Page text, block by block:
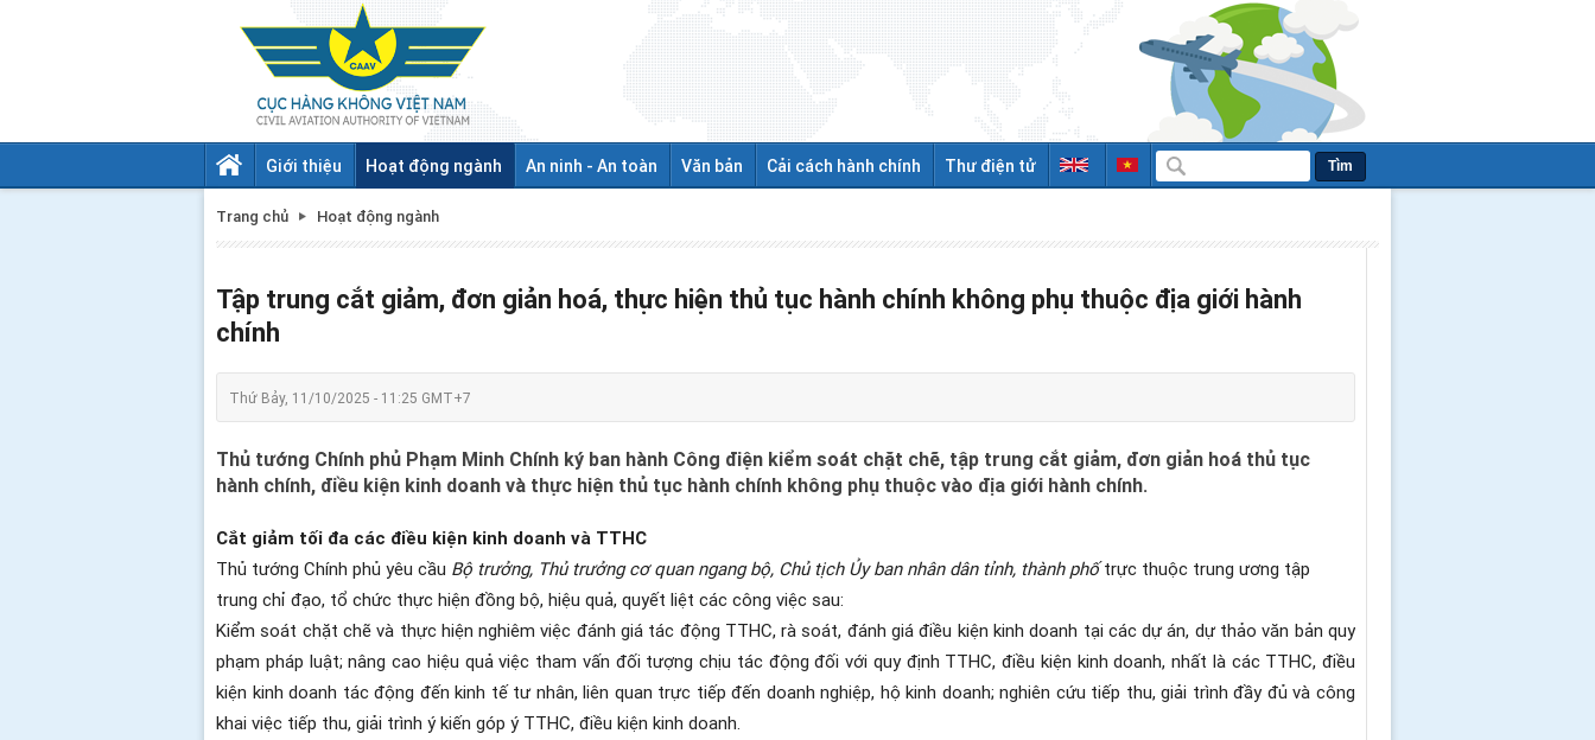
Giới thiệu Hoạt động ngành An ninh - An toàn Văn bản Cải cách hành chính Thư điện tử Tìm
Trang chủ Hoạt động ngành
Tập trung cắt giảm, đơn giản hoá, thực hiện thủ tục hành chính không phụ thuộc địa giới hành
chính
Thứ Bảy, 11/10/2025 - 11:25 GMT+7
Thủ tướng Chính phủ Phạm Minh Chính ký ban hành Công điện kiểm soát chặt chẽ, tập trung cắt giảm, đơn giản hoá thủ tục
hành chính, điều kiện kinh doanh và thực hiện thủ tục hành chính không phụ thuộc vào địa giới hành chính.
Cắt giảm tối đa các điều kiện kinh doanh và TTHC
Thủ tướng Chính phủ yêu cầu Bộ trưởng, Thủ trưởng cơ quan ngang bộ, Chủ tịch Ủy ban nhân dân tỉnh, thành phốtrực thuộc trung ương tập
trung chỉ đạo, tổ chức thực hiện đồng bộ, hiệu quả, quyết liệt các công việc sau:
Kiểm soát chặt chẽ và thực hiện nghiêm việc đánh giá tác động TTHC, rà soát, đánh giá điều kiện kinh doanh tại các dự án, dự thảo văn bản quy
phạm pháp luật; nâng cao hiệu quả việc tham vấn đối tượng chịu tác động đối với quy định TTHC, điều kiện kinh doanh, nhất là các TTHC, điều
kiện kinh doanh tác động đến kinh tế tư nhân, liên quan trực tiếp đến doanh nghiệp, hộ kinh doanh; nghiên cứu tiếp thu, giải trình đầy đủ và công
khai việc tiếp thu, giải trình ý kiến góp ý TTHC, điều kiện kinh doanh.